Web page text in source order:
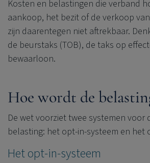
Kosten en belastingen die verband
aankoop, het bezit of de verkoop
zijn daarentegen niet aftrekbaar.
de beurstaks (TOB), de taks op
bewaarloon.
Hoe wordt de
De wet voorziet twee systemen voor
belasting: het opt-in-systeem en het
Het opt-in-systeem